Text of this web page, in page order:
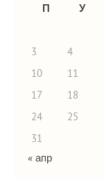
П У
3
4
10
11
17
18
24
25
31
« апр